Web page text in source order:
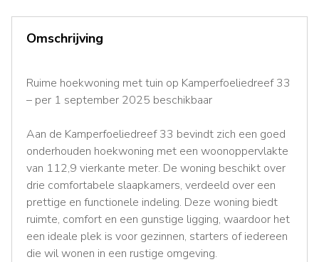
Omschrijving
Ruime hoekwoning met tuin op Kamperfoeliedreef 33
– per 1 september 2025 beschikbaar
Aan de Kamperfoeliedreef 33 bevindt zich een goed
onderhouden hoekwoning met een woonoppervlakte
van 112,9 vierkante meter. De woning beschikt over
drie comfortabele slaapkamers, verdeeld over een
prettige en functionele indeling. Deze woning biedt
ruimte, comfort en een gunstige ligging, waardoor het
een ideale plek is voor gezinnen, starters of iedereen
die wil wonen in een rustige omgeving.